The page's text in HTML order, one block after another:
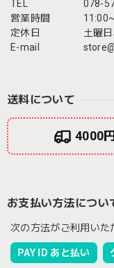
TEL
078-
営業時間
定休日
土曜
E-mail
送料について
4000
お支払い方法につい
次の方法がご利用いた
PAY ID あと払い